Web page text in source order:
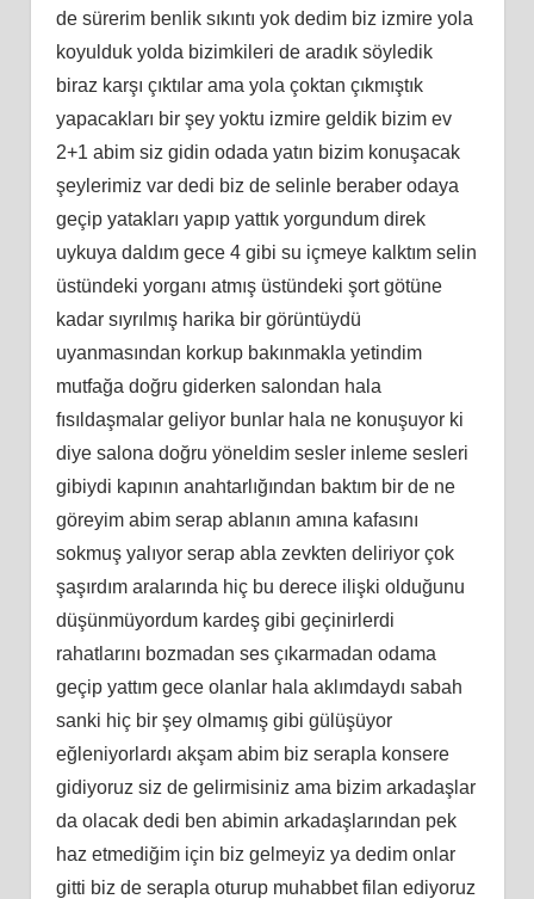
de sürerim benlik sıkıntı yok dedim biz izmire yola
koyulduk yolda bizimkileri de aradık söyledik
biraz karşı çıktılar ama yola çoktan çıkmıştık
yapacakları bir şey yoktu izmire geldik bizim ev
2+1 abim siz gidin odada yatın bizim konuşacak
şeylerimiz var dedi biz de selinle beraber odaya
geçip yatakları yapıp yattık yorgundum direk
uykuya daldım gece 4 gibi su içmeye kalktım selin
üstündeki yorganı atmış üstündeki şort götüne
kadar sıyrılmış harika bir görüntüydü
uyanmasından korkup bakınmakla yetindim
mutfağa doğru giderken salondan hala
fısıldaşmalar geliyor bunlar hala ne konuşuyor ki
diye salona doğru yöneldim sesler inleme sesleri
gibiydi kapının anahtarlığından baktım bir de ne
göreyim abim serap ablanın amına kafasını
sokmuş yalıyor serap abla zevkten deliriyor çok
şaşırdım aralarında hiç bu derece ilişki olduğunu
düşünmüyordum kardeş gibi geçinirlerdi
rahatlarını bozmadan ses çıkarmadan odama
geçip yattım gece olanlar hala aklımdaydı sabah
sanki hiç bir şey olmamış gibi gülüşüyor
eğleniyorlardı akşam abim biz serapla konsere
gidiyoruz siz de gelirmisiniz ama bizim arkadaşlar
da olacak dedi ben abimin arkadaşlarından pek
haz etmediğim için biz gelmeyiz ya dedim onlar
gitti biz de serapla oturup muhabbet filan ediyoruz